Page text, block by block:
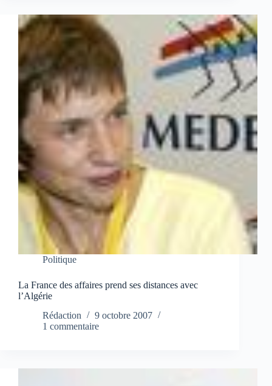
Politique
La France des affaires prend ses distances avec
l’Algérie
Rédaction
9 octobre 2007
1 commentaire